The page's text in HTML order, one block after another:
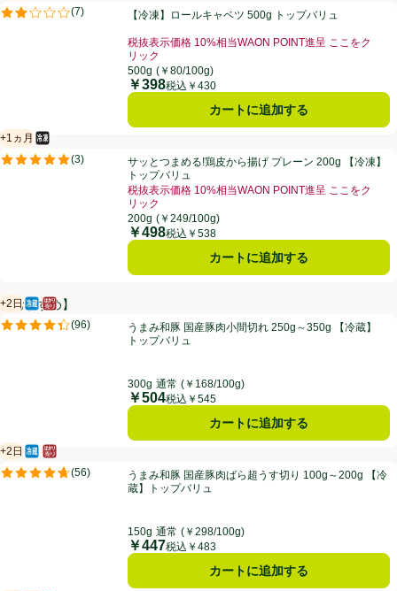
【冷凍】ロールキャベツ 500g トップバリュ
(7)
評価は7件のレビューで5点中1.9点。【冷凍】ロールキャベツ 500g トップバリュ
税抜表示価格 10%相当WAON POINT進呈 ここをク
リック
お買い得品名：税抜表示価格 10%相当WAON POINT
500g (￥80/100g)
価格
￥398税込￥430
カートに追加する
サッとつまめる!鶏皮から揚げ プレーン 200g 【冷凍】トップバリュ
+1ヵ月
賞味・消費期限保証：1ヵ月
冷凍食品
(3)
評価は3件のレビューで5点中5.0点。サッとつまめる!鶏皮から揚げ プレーン 200g 【冷凍】
トップバリュ
税抜表示価格 10%相当WAON POINT進呈 ここをク
リック
お買い得品名：税抜表示価格 10%相当WAON POINT
200g (￥249/100g)
価格
￥498税込￥538
カートに追加する
【おすすめ】
うまみ和豚 国産豚肉小間切れ 250g～350g 【冷蔵】トップバリュ
+2日
賞味・消費期限保証：2日
冷蔵食品
はかり売り（不定貫）
(96)
評価は96件のレビューで5点中4.4点。うまみ和豚 国産豚肉小間切れ 250g～350g 【冷蔵】
トップバリュ
300g 通常 (￥168/100g)
価格
￥504税込￥545
カートに追加する
うまみ和豚 国産豚肉ばら超うす切り 100g～200g 【冷蔵】トップバリ
+2日
賞味・消費期限保証：2日
冷蔵食品
はかり売り（不定貫）
(56)
評価は56件のレビューで5点中4.7点。うまみ和豚 国産豚肉ばら超うす切り 100g～200g 【冷
蔵】トップバリュ
150g 通常 (￥298/100g)
価格
￥447税込￥483
カートに追加する